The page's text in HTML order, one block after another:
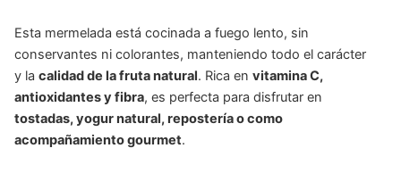
Esta mermelada está cocinada a fuego lento, sin
conservantes ni colorantes, manteniendo todo el carácter
y la calidad de la fruta natural. Rica en vitamina C,
antioxidantes y fibra, es perfecta para disfrutar en
tostadas, yogur natural, repostería o como
acompañamiento gourmet.